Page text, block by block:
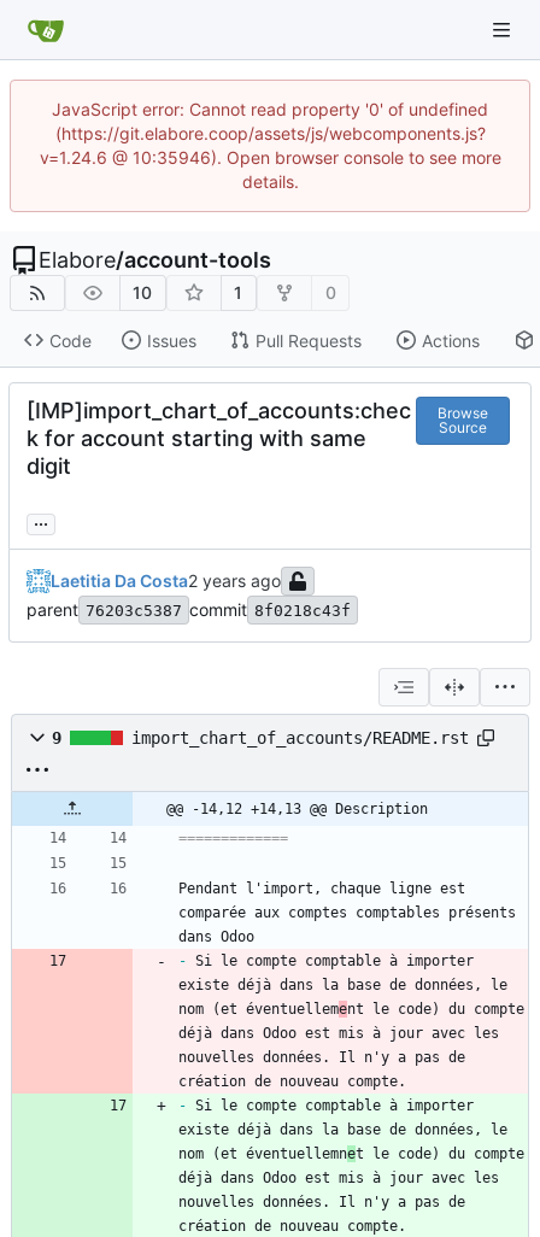
JavaScript error: Cannot read property '0' of undefined
(https://git.elabore.coop/assets/js/webcomponents.js?
v=1.24.6 @ 10:35946). Open browser console to see more
details.
Elabore/account-tools
10 1 0
Code Issues Pull Requests Actions
[IMP]import_chart_of_accounts:chec
k for account starting with same
digit
Browse
Source
...
Laetitia Da Costa
parent 76203c5387 commit 8f0218c43f
9 import_chart_of_accounts/README.rst
@@ -14,12 +14,13 @@ Description
=============
Pendant l'import, chaque ligne est
comparée aux comptes comptables présents
dans Odoo
- Si le compte comptable à importer
existe déjà dans la base de données, le
nom (et éventuellement le code) du compte
déjà dans Odoo est mis à jour avec les
nouvelles données. Il n'y a pas de
création de nouveau compte.
- Si le compte comptable à importer
existe déjà dans la base de données, le
nom (et éventuellemnet le code) du compte
déjà dans Odoo est mis à jour avec les
nouvelles données. Il n'y a pas de
création de nouveau compte.